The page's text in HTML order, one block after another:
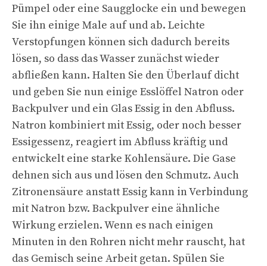
Pümpel oder eine Saugglocke ein und bewegen
Sie ihn einige Male auf und ab. Leichte
Verstopfungen können sich dadurch bereits
lösen, so dass das Wasser zunächst wieder
abfließen kann. Halten Sie den Überlauf dicht
und geben Sie nun einige Esslöffel Natron oder
Backpulver und ein Glas Essig in den Abfluss.
Natron kombiniert mit Essig, oder noch besser
Essigessenz, reagiert im Abfluss kräftig und
entwickelt eine starke Kohlensäure. Die Gase
dehnen sich aus und lösen den Schmutz. Auch
Zitronensäure anstatt Essig kann in Verbindung
mit Natron bzw. Backpulver eine ähnliche
Wirkung erzielen. Wenn es nach einigen
Minuten in den Rohren nicht mehr rauscht, hat
das Gemisch seine Arbeit getan. Spülen Sie